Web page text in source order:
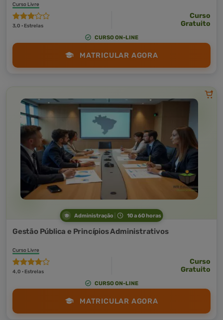
Curso Livre
3,0 · Estrelas
Curso
Gratuito
CURSO ON-LINE
MATRICULAR AGORA
Administração 10 a 60 horas
Gestão Pública e Princípios Administrativos
Curso Livre
4,0 · Estrelas
Curso
Gratuito
CURSO ON-LINE
MATRICULAR AGORA